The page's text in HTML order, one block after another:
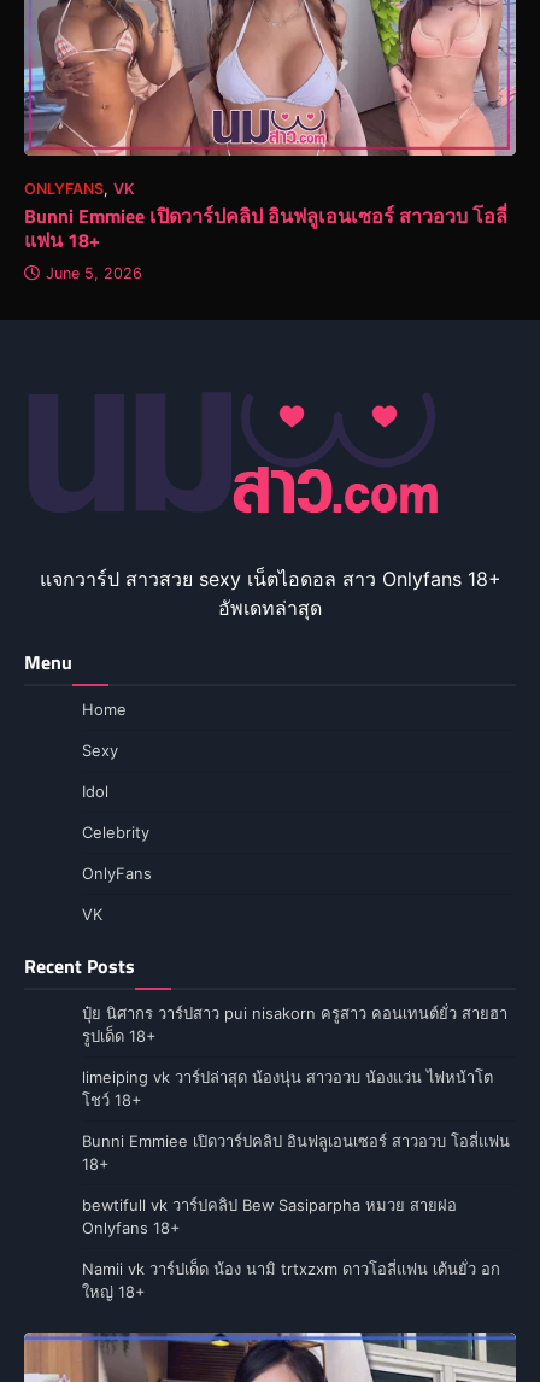
ONLYFANS, VK
Bunni Emmiee เปิดวาร์ปคลิป อินฟลูเอนเซอร์ สาวอวบ โอลี่
แฟน 18+
June 5, 2026
แจกวาร์ป สาวสวย sexy เน็ตไอดอล สาว Onlyfans 18+
อัพเดทล่าสุด
Menu
Home
Sexy
Idol
Celebrity
OnlyFans
VK
Recent Posts
ปุ๋ย นิศากร วาร์ปสาว pui nisakorn ครูสาว คอนเทนต์ยั่ว สายฮา
รูปเด็ด 18+
limeiping vk วาร์ปล่าสุด น้องนุ่น สาวอวบ น้องแว่น ไฟหน้าโต
โชว์ 18+
Bunni Emmiee เปิดวาร์ปคลิป อินฟลูเอนเซอร์ สาวอวบ โอลี่แฟน
18+
bewtifull vk วาร์ปคลิป Bew Sasiparpha หมวย สายฝอ
Onlyfans 18+
Namii vk วาร์ปเด็ด น้อง นามิ trtxzxm ดาวโอลี่แฟน เต้นยั่ว อก
ใหญ่ 18+